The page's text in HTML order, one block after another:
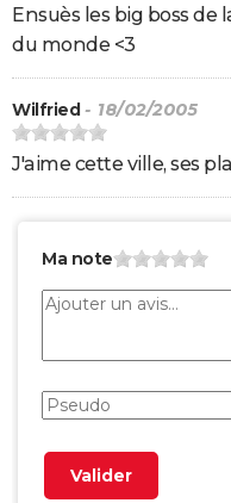
Ensuès les big boss
du monde <3
Wilfried - 18/02/2005
J'aime cette ville, ses
Ma note